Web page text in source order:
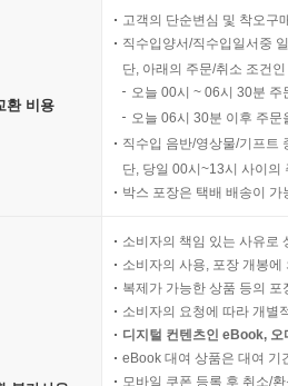
환 비용
고객의 단순변심 및 착오구
직수입양서/직수입일서중
단, 아래의 주문/취소 조건
오늘 00시 ~ 06시 30분
오늘 06시 30분 이후 주
직수입 음반/영상물/기프트
단, 당일 00시~13시 사이의
박스 포장은 택배 배송이
소비자의 책임 있는 사유로
소비자의 사용, 포장 개봉
복제가 가능한 상품 등의
소비자의 요청에 따라 개별
디지털 컨텐츠인 eBook,
eBook 대여 상품은 대여 기
모바일 쿠폰 등록 후 취소/